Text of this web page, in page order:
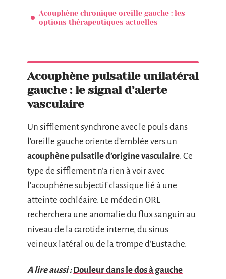
Acouphène chronique oreille gauche : les
options thérapeutiques actuelles
Acouphène pulsatile unilatéral
gauche : le signal d’alerte
vasculaire
Un sifflement synchrone avec le pouls dans
l’oreille gauche oriente d’emblée vers un
acouphène pulsatile d’origine vasculaire. Ce
type de sifflement n’a rien à voir avec
l’acouphène subjectif classique lié à une
atteinte cochléaire. Le médecin ORL
recherchera une anomalie du flux sanguin au
niveau de la carotide interne, du sinus
veineux latéral ou de la trompe d’Eustache.
A lire aussi : Douleur dans le dos à gauche